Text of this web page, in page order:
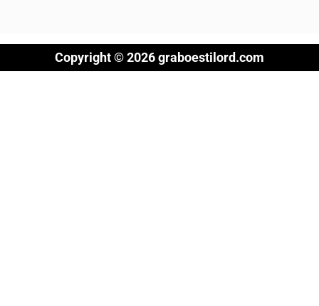
Copyright © 2026 graboestilord.com